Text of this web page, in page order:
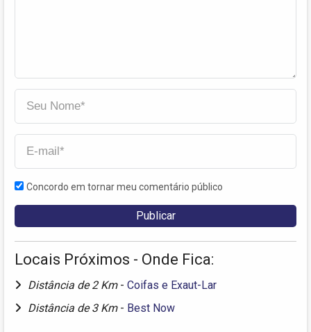
Concordo em tornar meu comentário público
Locais Próximos - Onde Fica:
Distância de 2 Km - Coifas e Exaut-Lar
Distância de 3 Km - Best Now